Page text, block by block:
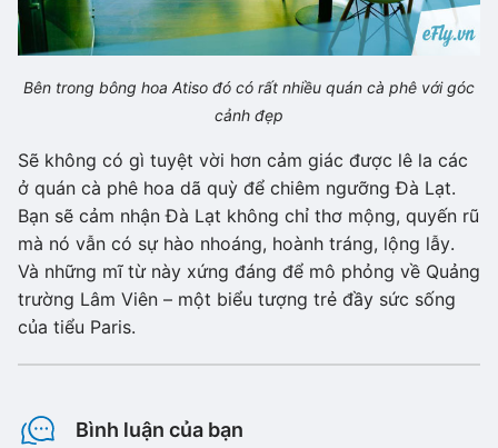
Bên trong bông hoa Atiso đó có rất nhiều quán cà phê với góc
cảnh đẹp
Sẽ không có gì tuyệt vời hơn cảm giác được lê la các
ở quán cà phê hoa dã quỳ để chiêm ngưỡng Đà Lạt.
Bạn sẽ cảm nhận Đà Lạt không chỉ thơ mộng, quyến rũ
mà nó vẫn có sự hào nhoáng, hoành tráng, lộng lẫy.
Và những mĩ từ này xứng đáng để mô phỏng về Quảng
trường Lâm Viên – một biểu tượng trẻ đầy sức sống
của tiểu Paris.
Bình luận của bạn